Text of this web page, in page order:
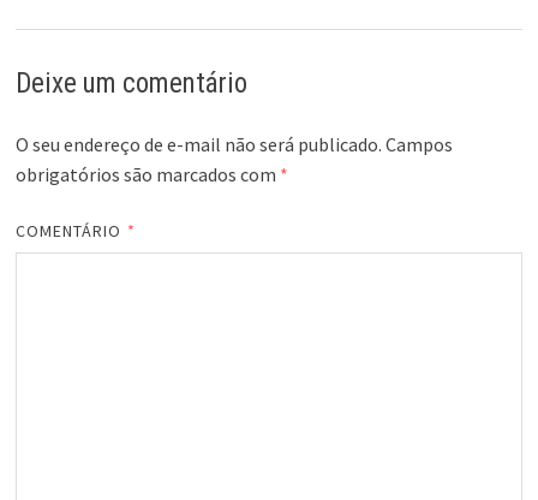
Deixe um comentário
O seu endereço de e-mail não será publicado. Campos
obrigatórios são marcados com *
COMENTÁRIO *